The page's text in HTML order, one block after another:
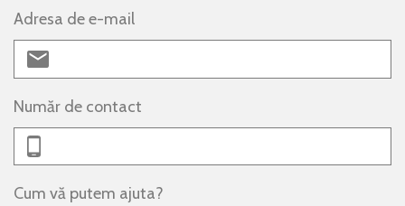
Adresa de e-mail
Număr de contact
Cum vă putem ajuta?